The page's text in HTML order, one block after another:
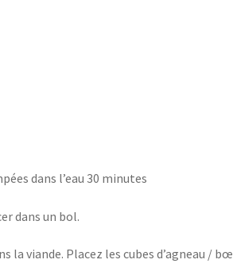
dans l’eau 30 minutes
dans un bol.
la viande. Placez les cubes d’agneau /